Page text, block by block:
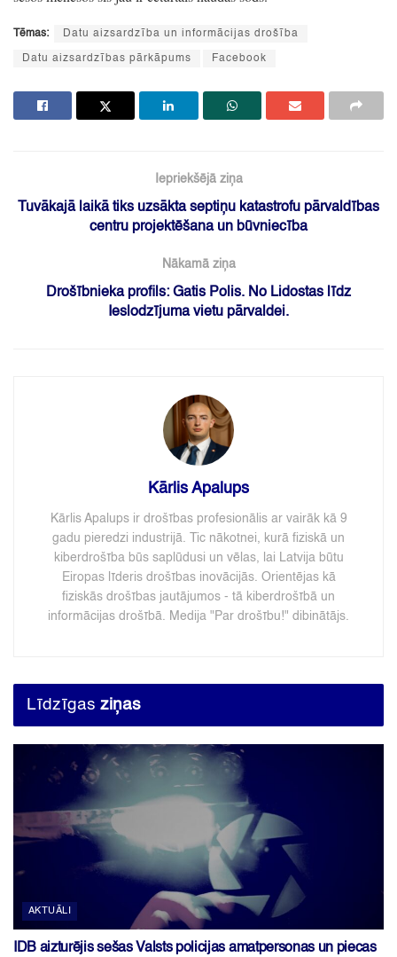
Tēmas: Datu aizsardzība un informācijas drošība
Datu aizsardzības pārkāpums Facebook
Iepriekšējā ziņa
Tuvākajā laikā tiks uzsākta septiņu katastrofu pārvaldības
centru projektēšana un būvniecība
Nākamā ziņa
Drošībnieka profils: Gatis Polis. No Lidostas līdz
Ieslodzījuma vietu pārvaldei.
Kārlis Apalups
Kārlis Apalups ir drošības profesionālis ar vairāk kā 9
gadu pieredzi industrijā. Tic nākotnei, kurā fiziskā un
kiberdrošība būs saplūdusi un vēlas, lai Latvija būtu
Eiropas līderis drošības inovācijās. Orientējas kā
fiziskās drošības jautājumos - tā kiberdrošībā un
informācijas drošībā. Medija "Par drošību!" dibinātājs.
Līdzīgas ziņas
AKTUĀLI
IDB aizturējis sešas Valsts policijas amatpersonas un piecas